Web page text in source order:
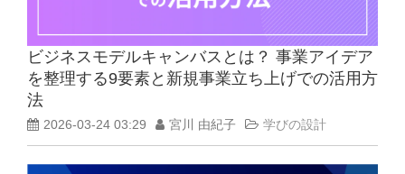
ビジネスモデルキャンバスとは？ 事業アイデア
を整理する9要素と新規事業立ち上げでの活用方
法
2026-03-24 03:29 宮川 由紀子 学びの設計